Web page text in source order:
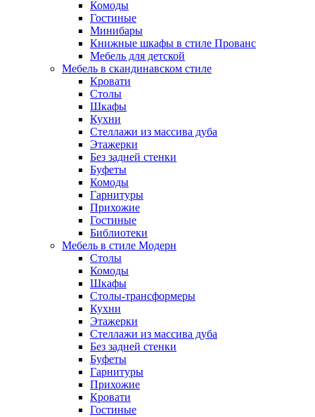
Комоды
Гостиные
Минибары
Книжные шкафы в стиле Прованс
Мебель для детской
Мебель в скандинавском стиле
Кровати
Столы
Шкафы
Кухни
Стеллажи из массива дуба
Этажерки
Без задней стенки
Буфеты
Комоды
Гарнитуры
Прихожие
Гостиные
Библиотеки
Мебель в стиле Модерн
Столы
Комоды
Шкафы
Столы-трансформеры
Кухни
Этажерки
Стеллажи из массива дуба
Без задней стенки
Буфеты
Гарнитуры
Прихожие
Кровати
Гостиные